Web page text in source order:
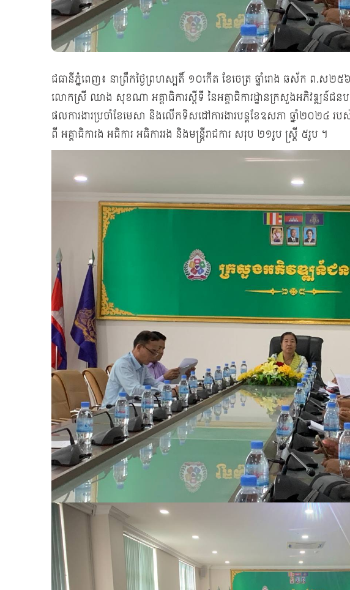
ជធានីភ្នំពេញ៖ នាព្រឹកថ្ងៃព្រហស្បតិ៍ ១០កេីត​ ខែចេត្រ​ ឆ្ឋាំរោង​ ឆស័ក ព.ស២
លោកស្រី ឈាង សុខណា អគ្គាធិការស្តីទី នៃអគ្គាធិការដ្ឋានក្រសួងអភិវឌ្ឍន៍ជ
ផលការងារប្រចាំខែមេសា​ និងលេីកទិសដៅការងារបន្តខែឧសភា​ ឆ្នាំ២០២៤​ រ
ពី អគ្គាធិការង​ អធិការ​ អធិការរង​ និងមន្ត្រីរាជការ​ សរុប​ ២១រូប​ ស្ត្រី​ ៥រូប​ ។